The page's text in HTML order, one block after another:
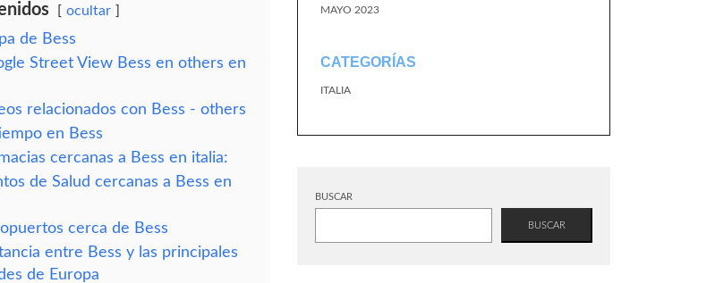
ocultar
de Bess
Street View Bess en others en
relacionados con Bess - others
en Bess
cercanas a Bess en italia:
de Salud cercanas a Bess en
cerca de Bess
entre Bess y las principales
de Europa
MAYO 2023
CATEGORÍAS
ITALIA
BUSCAR
BUSCAR